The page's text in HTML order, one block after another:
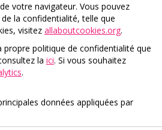
votre navigateur. Vous pouvez
la confidentialité, telle que
visitez allaboutcookies.org.
politique de confidentialité que
la ici. Si vous souhaitez
.
données appliquées par